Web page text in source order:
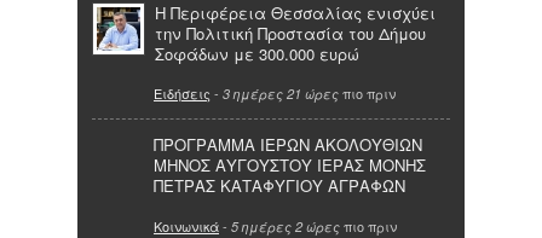
Η Περιφέρεια Θεσσαλίας ενισχύει
την Πολιτική Προστασία του Δήμου
Σοφάδων με 300.000 ευρώ
Ειδήσεις - 3 ημέρες 21 ώρες πιο πριν
ΠΡΟΓΡΑΜΜΑ ΙΕΡΩΝ ΑΚΟΛΟΥΘΙΩΝ
ΜΗΝΟΣ ΑΥΓΟΥΣΤΟΥ ΙΕΡΑΣ ΜΟΝΗΣ
ΠΕΤΡΑΣ ΚΑΤΑΦΥΓΙΟΥ ΑΓΡΑΦΩΝ
Κοινωνικά- 5 ημέρες 2 ώρες πιο πριν